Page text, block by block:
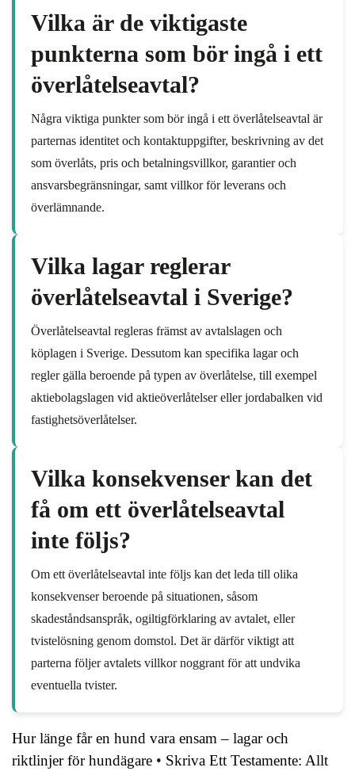
Vilka är de viktigaste
punkterna som bör ingå i ett
överlåtelseavtal?
Några viktiga punkter som bör ingå i ett överlåtelseavtal är
parternas identitet och kontaktuppgifter, beskrivning av det
som överlåts, pris och betalningsvillkor, garantier och
ansvarsbegränsningar, samt villkor för leverans och
överlämnande.
Vilka lagar reglerar
överlåtelseavtal i Sverige?
Överlåtelseavtal regleras främst av avtalslagen och
köplagen i Sverige. Dessutom kan specifika lagar och
regler gälla beroende på typen av överlåtelse, till exempel
aktiebolagslagen vid aktieöverlåtelser eller jordabalken vid
fastighetsöverlåtelser.
Vilka konsekvenser kan det
få om ett överlåtelseavtal
inte följs?
Om ett överlåtelseavtal inte följs kan det leda till olika
konsekvenser beroende på situationen, såsom
skadeståndsanspråk, ogiltigförklaring av avtalet, eller
tvistelösning genom domstol. Det är därför viktigt att
parterna följer avtalets villkor noggrant för att undvika
eventuella tvister.
Hur länge får en hund vara ensam – lagar och
riktlinjer för hundägare • Skriva Ett Testamente: Allt